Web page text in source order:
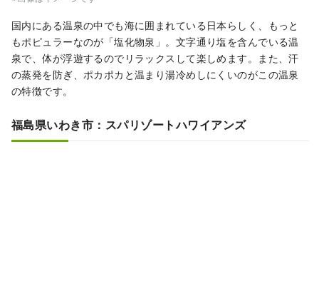
国内にある温泉の中でも海に囲まれている日本らしく、もっと
もポピュラーなのが「塩化物泉」。文字通り塩を含んでいる温
泉で、体が浮遊するのでリラックスして楽しめます。また、汗
の蒸発を防ぎ、ポカポカと温まり湯冷めしにくいのがこの温泉
の特徴です。
福島県いわき市：スパリゾートハワイアンズ